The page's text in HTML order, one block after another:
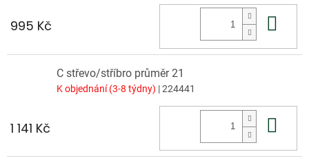
995 Kč
C střevo/stříbro průměr 21
K objednání (3-8 týdny) | 224441
1 141 Kč